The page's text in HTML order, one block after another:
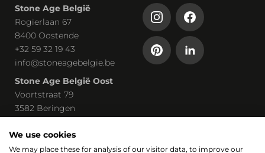
Stone Age België
Rogierlaan 67
8400 Oostende
+32 59 32 19 43
info@stoneagebelgie.be
Stone Age België Oost
Voortstraat 79
3582 Beringen
claudia@stoneagebelgie.be
We use cookies
We may place these for analysis of our visitor data, to improve our